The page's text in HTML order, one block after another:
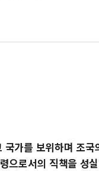
가를 보위하며 조
으로서의 직책을 성